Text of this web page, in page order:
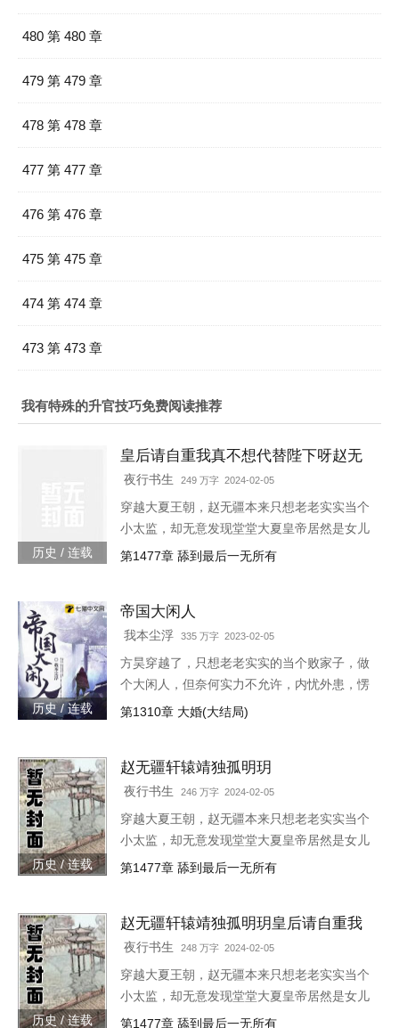
480 第 480 章
479 第 479 章
478 第 478 章
477 第 477 章
476 第 476 章
475 第 475 章
474 第 474 章
473 第 473 章
我有特殊的升官技巧免费阅读推荐
历史 / 连载
皇后请自重我真不想代替陛下呀赵无
疆轩辕靖独孤明玥
夜行书生 249 万字 2024-02-05
穿越大夏王朝，赵无疆本来只想老老实实当个
小太监，却无意发现堂堂大夏皇帝居然是女儿
身！“大胆奴才，竟然还没净身，朕诛你九
“陛下，本宫来侍寝。”女皇帝情急之下连忙吹
灭灯火，“小赵子，你替朕伺候皇后，以后便是
朕的心腹！”
第1477章 舔到最后一无所有
历史 / 连载
帝国大闲人
我本尘浮 335 万字 2023-02-05
方昊穿越了，只想老老实实的当个败家子，做
个大闲人，但奈何实力不允许，内忧外患，愣
是把一个败家子逼成了救世主，无所不能！种
第1310章 大婚(大结局)
历史 / 连载
赵无疆轩辕靖独孤明玥
夜行书生 246 万字 2024-02-05
穿越大夏王朝，赵无疆本来只想老老实实当个
小太监，却无意发现堂堂大夏皇帝居然是女儿
身！“大胆奴才，竟然还没净身，朕诛你九
“陛下，本宫来侍寝。”女皇帝情急之下连忙吹
灭灯火，“小赵子，你替朕伺候皇后，以后便是
朕的心腹！”
第1477章 舔到最后一无所有
历史 / 连载
赵无疆轩辕靖独孤明玥皇后请自重我
真不想代替陛下呀最新章节在线
夜行书生 248 万字 2024-02-05
穿越大夏王朝，赵无疆本来只想老老实实当个
小太监，却无意发现堂堂大夏皇帝居然是女儿
身！“大胆奴才，竟然还没净身，朕诛你九
第1477章 舔到最后一无所有